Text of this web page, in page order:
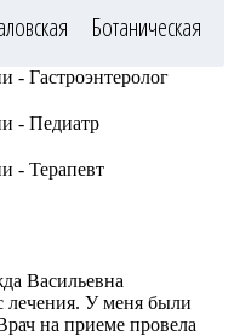
Ботаническая
- Гастроэнтеролог
- Педиатр
- Терапевт
Васильевна
лечения. У меня были
на приеме провела